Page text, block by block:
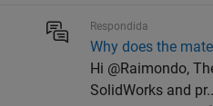
Respondida
Why does the
Hi @Raimondo,
SolidWorks and